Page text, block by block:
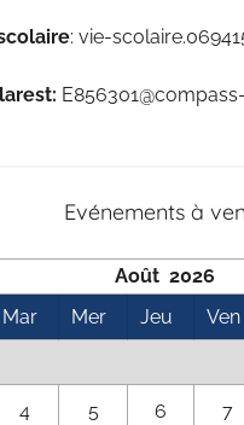
: vie-
Evénements à
Août 2026
Mar Mer Jeu Ven
4 5 6 7